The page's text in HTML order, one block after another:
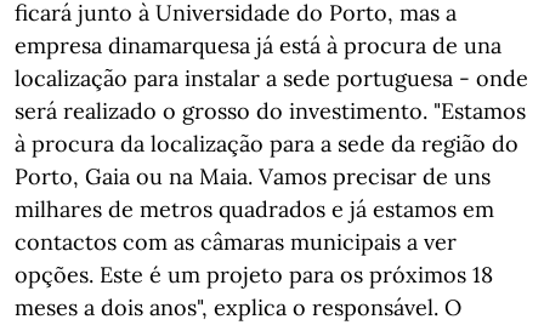
ficará junto à Universidade do Porto, mas a
empresa dinamarquesa já está à procura de una
localização para instalar a sede portuguesa - onde
será realizado o grosso do investimento. "Estamos
à procura da localização para a sede da região do
Porto, Gaia ou na Maia. Vamos precisar de uns
milhares de metros quadrados e já estamos em
contactos com as câmaras municipais a ver
opções. Este é um projeto para os próximos 18
meses a dois anos", explica o responsável. O